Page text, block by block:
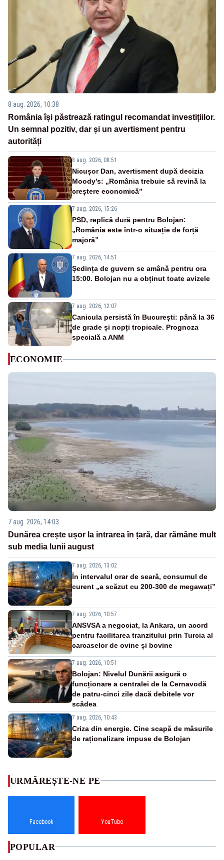
8 aug. 2026, 10:38
România își păstrează ratingul recomandat investițiilor.
Un semnal pozitiv, dar și un avertisment pentru
autorități
8 aug. 2026, 08:51
Nicușor Dan, avertisment după decizia
Moody’s: „România trebuie să revină la
creștere economică”
7 aug. 2026, 15:26
PSD, replică dură pentru Bolojan:
„România este într-o situație de forță
majoră”
7 aug. 2026, 14:51
Ședința de guvern se amână pentru ora
15:00. Bolojan nu a obținut toate avizele
7 aug. 2026, 12:07
Canicula persistă în București: până la 36
de grade și nopți tropicale. Prognoza
specială a ANM
ECONOMIE
7 aug. 2026, 14:03
Dunărea crește ușor la intrarea în țară, dar rămâne mult
sub media lunii august
7 aug. 2026, 13:02
În intervalul orar de seară, consumul de
curent „a scăzut cu 200-300 de megawați”
7 aug. 2026, 10:57
ANSVSA a negociat, la Ankara, un acord
pentru facilitarea tranzitului prin Turcia al
carcaselor de ovine și bovine
7 aug. 2026, 10:51
Bolojan: Nivelul Dunării asigură o
funcționare a centralei de la Cernavodă
de patru-cinci zile dacă debitele vor
scădea
7 aug. 2026, 10:43
Criza din energie. Cine scapă de măsurile
de raționalizare impuse de Bolojan
URMĂREȘTE-NE PE
Facebook YouTube
POPULAR